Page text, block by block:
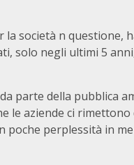
la società n questione,
solo negli ultimi 5
parte della pubblica
le aziende ci
perplessità in